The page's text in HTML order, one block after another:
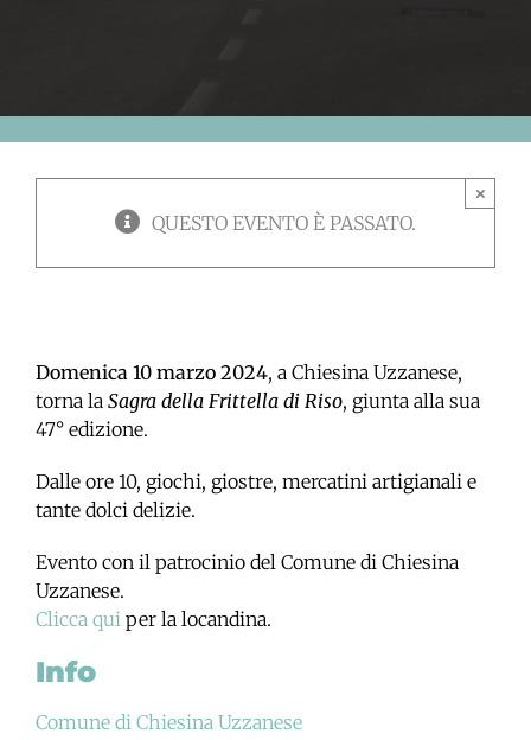
QUESTO EVENTO È PASSATO.
×
Domenica 10 marzo 2024, a Chiesina Uzzanese,
torna la Sagra della Frittella di Riso, giunta alla sua
47° edizione.
Dalle ore 10, giochi, giostre, mercatini artigianali e
tante dolci delizie.
Evento con il patrocinio del Comune di Chiesina
Uzzanese.
Clicca qui per la locandina.
Info
Comune di Chiesina Uzzanese